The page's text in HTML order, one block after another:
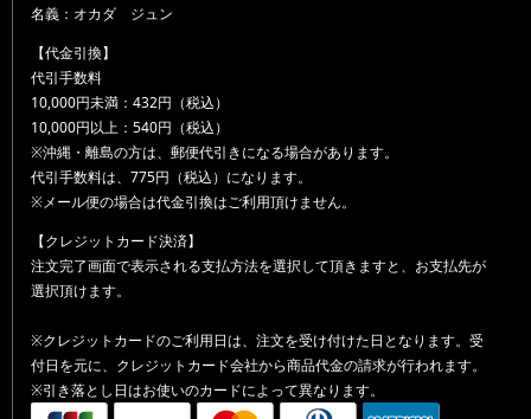
名義：オカダ ジュン
【代金引換】
代引手数料
10,000円未満：432円（税込）
10,000円以上：540円（税込）
※沖縄・離島の方は、郵便代引きになる場合があります。
代引手数料は、775円（税込）になります。
※メール便の場合は代金引換はご利用頂けません。
【クレジットカード決済】
注文完了画面で表示される支払方法を選択して頂きますと、お支払先が
選択頂けます。
※クレジットカードのご利用日は、注文を受け付けた日となります。受
付日を元に、クレジットカード会社から商品代金の請求が行われます。
※引き落とし日はお使いのカードによって異なります。